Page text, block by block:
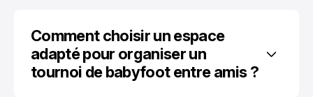
Comment choisir un espace
adapté pour organiser un
tournoi de babyfoot entre amis ?